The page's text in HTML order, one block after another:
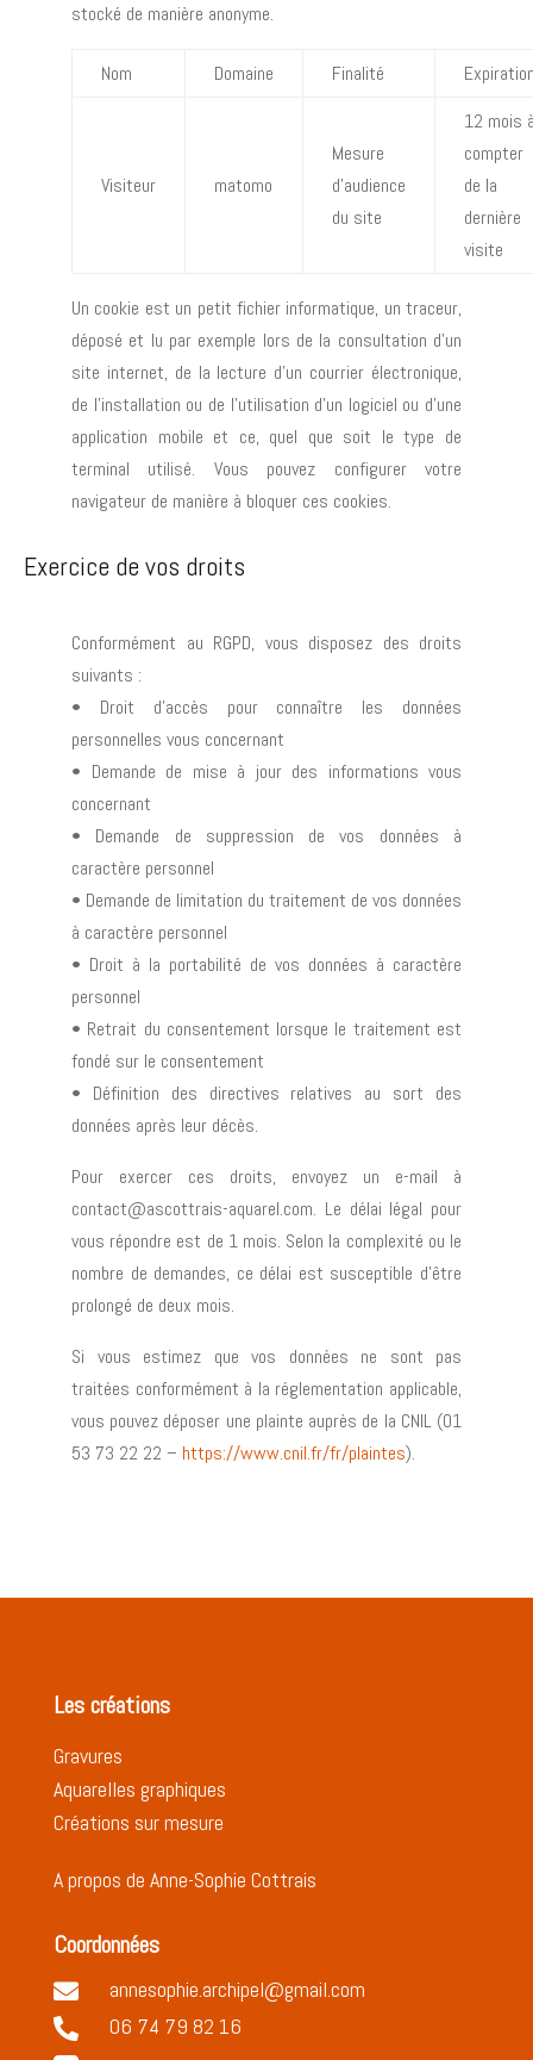
stocké de manière anonyme.
Nom Domaine Finalité
Visiteur matomo
Mesure
d’audience
du site
12 mois
compter
de la
dernière
visite
Un cookie est un petit fichier informatique, un traceur,
déposé et lu par exemple lors de la consultation d’un
site internet, de la lecture d’un courrier électronique,
de l’installation ou de l’utilisation d’un logiciel ou d’une
application mobile et ce, quel que soit le type de
terminal utilisé. Vous pouvez configurer votre
navigateur de manière à bloquer ces cookies.
Exercice de vos droits
Conformément au RGPD, vous disposez des droits
suivants :
• Droit d’accès pour connaître les données
personnelles vous concernant
• Demande de mise à jour des informations vous
concernant
• Demande de suppression de vos données à
caractère personnel
• Demande de limitation du traitement de vos données
à caractère personnel
• Droit à la portabilité de vos données à caractère
personnel
• Retrait du consentement lorsque le traitement est
fondé sur le consentement
• Définition des directives relatives au sort des
données après leur décès.
Pour exercer ces droits, envoyez un e-mail à
contact@ascottrais-aquarel.com. Le délai légal pour
vous répondre est de 1 mois. Selon la complexité ou le
nombre de demandes, ce délai est susceptible d’être
prolongé de deux mois.
Si vous estimez que vos données ne sont pas
traitées conformément à la réglementation applicable,
vous pouvez déposer une plainte auprès de la CNIL (01
53 73 22 22 – https://www.cnil.fr/fr/plaintes).
Les créations
Gravures
Aquarelles graphiques
Créations sur mesure
A propos de Anne-Sophie Cottrais
Coordonnées
 annesophie.archipel@gmail.com
 06 74 79 82 16